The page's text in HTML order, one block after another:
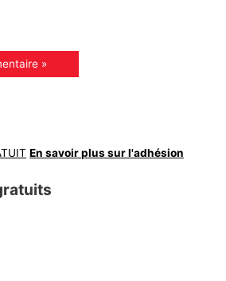
En savoir plus sur l'adhésion